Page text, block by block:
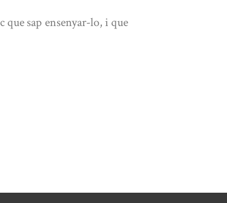
que sap ensenyar-lo, i que